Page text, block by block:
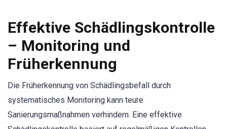
Effektive Schädlingskontrolle
– Monitoring und
Früherkennung
Die Früherkennung von Schädlingsbefall durch
systematisches Monitoring kann teure
Sanierungsmaßnahmen verhindern. Eine effektive